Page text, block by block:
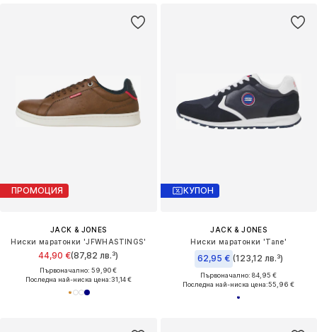
ПРОМОЦИЯ
JACK & JONES
Ниски маратонки 'JFWHASTINGS'
44,90 €(87,82 лв.³)
Първоначално: 59,90 €
Последна най-ниска цена:31,14 €
КУПОН
JACK & JONES
Ниски маратонки 'Tane'
62,95 € (123,12 лв.³)
Първоначално: 84,95 €
Последна най-ниска цена:55,96 €